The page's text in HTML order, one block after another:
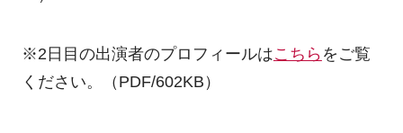
※2日目の出演者のプロフィールはこちら をご覧
ください。（PDF/602KB）